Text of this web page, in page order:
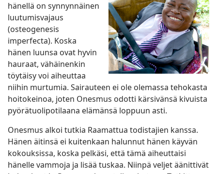
hänellä on synnynnäinen
luutumisvajaus
(osteogenesis
imperfecta). Koska
hänen luunsa ovat hyvin
hauraat, vähäinenkin
töytäisy voi aiheuttaa
niihin murtumia. Sairauteen ei ole olemassa tehokasta
hoitokeinoa, joten Onesmus odotti kärsivänsä kivuista
pyörätuolipotilaana elämänsä loppuun asti.
Onesmus alkoi tutkia Raamattua todistajien kanssa.
Hänen äitinsä ei kuitenkaan halunnut hänen käyvän
kokouksissa, koska pelkäsi, että tämä aiheuttaisi
hänelle vammoja ja lisää tuskaa. Niinpä veljet äänittivät